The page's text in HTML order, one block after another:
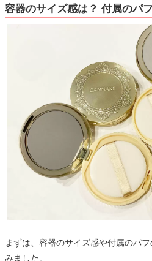
容器のサイズ感は？ 付属のパ
まずは、容器のサイズ感や付属のパ
みました。